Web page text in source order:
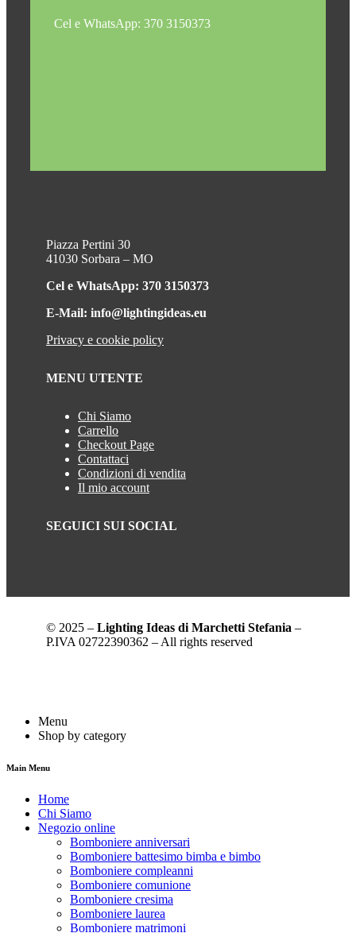
Cel e WhatsApp: 370 3150373
Piazza Pertini 30
41030 Sorbara – MO
Cel e WhatsApp: 370 3150373
E-Mail: info@lightingideas.eu
Privacy e cookie policy
MENU UTENTE
Chi Siamo
Carrello
Checkout Page
Contattaci
Condizioni di vendita
Il mio account
SEGUICI SUI SOCIAL
© 2025 – Lighting Ideas di Marchetti Stefania –
P.IVA 02722390362 – All rights reserved
Menu
Shop by category
Main Menu
Home
Chi Siamo
Negozio online
Bomboniere anniversari
Bomboniere battesimo bimba e bimbo
Bomboniere compleanni
Bomboniere comunione
Bomboniere cresima
Bomboniere laurea
Bomboniere matrimoni